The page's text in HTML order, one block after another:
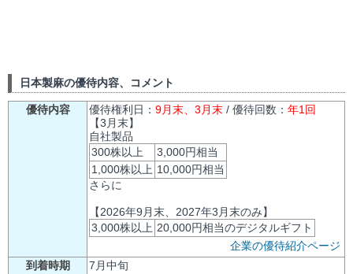
日本製麻の優待内容、コメント
優待内容 優待権利日： 9月末、3月末 / 優待回数： 年1回
【3月末】
自社製品
300株以上
3,000円相当
1,000株以上 10,000円相当
さらに
【2026年9月末、2027年3月末のみ】
3,000株以上 20,000円相当のデジタルギフト
企業の優待紹介ページ
到着時期
7月中旬